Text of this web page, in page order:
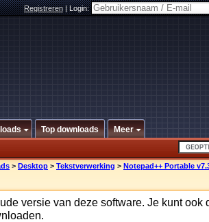
Registreren|Login:
Top downloads Meer
> Desktop > Tekstverwerking > Notepad++ Portable
versie van deze software. Je kunt ook